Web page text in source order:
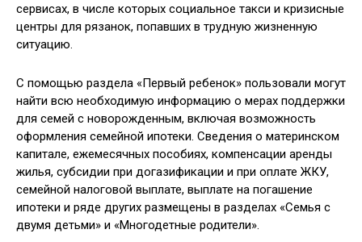
сервисах, в числе которых социальное такси и кризисные
центры для рязанок, попавших в трудную жизненную
ситуацию.
С помощью раздела «Первый ребенок» пользовали могут
найти всю необходимую информацию о мерах поддержки
для семей с новорожденным, включая возможность
оформления семейной ипотеки. Сведения о материнском
капитале, ежемесячных пособиях, компенсации аренды
жилья, субсидии при догазификации и при оплате ЖКУ,
семейной налоговой выплате, выплате на погашение
ипотеки и ряде других размещены в разделах «Семья с
двумя детьми» и «Многодетные родители».